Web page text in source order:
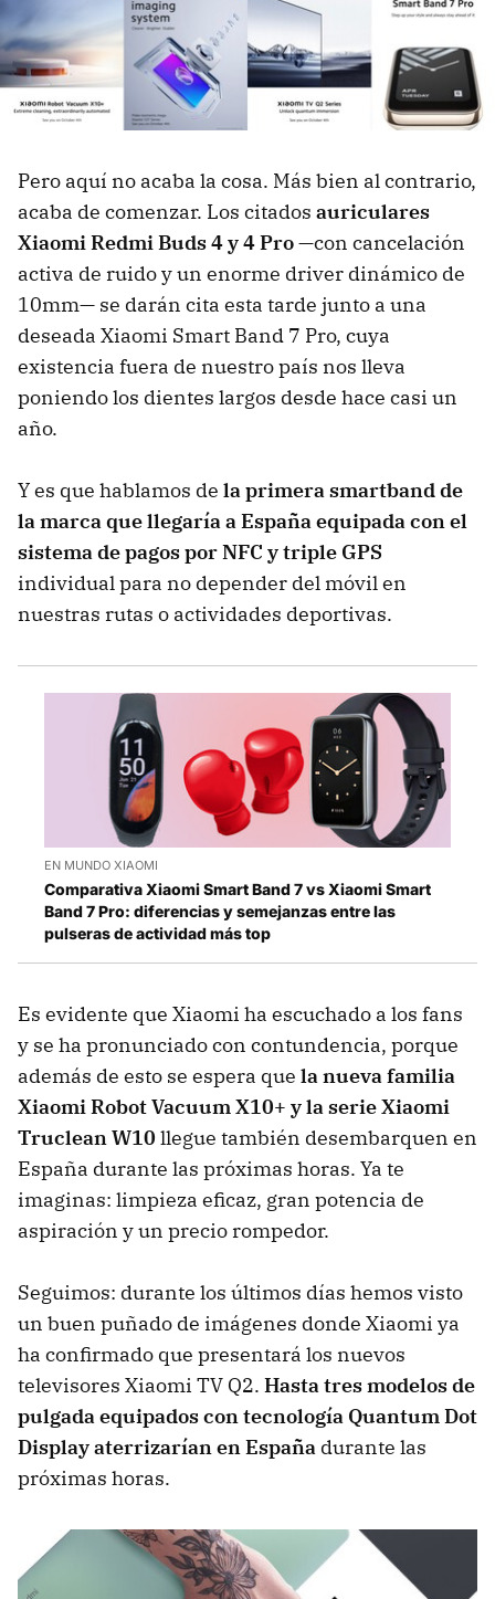
Pero aquí no acaba la cosa. Más bien al contrario,
acaba de comenzar. Los citados auriculares
Xiaomi Redmi Buds 4 y 4 Pro—con cancelación
activa de ruido y un enorme driver dinámico de
10mm— se darán cita esta tarde junto a una
deseada Xiaomi Smart Band 7 Pro, cuya
existencia fuera de nuestro país nos lleva
poniendo los dientes largos desde hace casi un
año.
Y es que hablamos de la primera smartband de
la marca que llegaría a España equipada con el
sistema de pagos por NFC y triple GPS
individual para no depender del móvil en
nuestras rutas o actividades deportivas.
EN MUNDO XIAOMI
Comparativa Xiaomi Smart Band 7 vs Xiaomi Smart
Band 7 Pro: diferencias y semejanzas entre las
pulseras de actividad más top
Es evidente que Xiaomi ha escuchado a los fans
y se ha pronunciado con contundencia, porque
además de esto se espera que la nueva familia
Xiaomi Robot Vacuum X10+ y la serie Xiaomi
Truclean W10 llegue también desembarquen en
España durante las próximas horas. Ya te
imaginas: limpieza eficaz, gran potencia de
aspiración y un precio rompedor.
Seguimos: durante los últimos días hemos visto
un buen puñado de imágenes donde Xiaomi ya
ha confirmado que presentará los nuevos
televisores Xiaomi TV Q2. Hasta tres modelos de
pulgada equipados con tecnología Quantum Dot
Display aterrizarían en España durante las
próximas horas.